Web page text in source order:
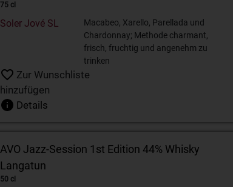
75 cl
Soler Jové SL
Macabeo, Xarello, Parellada und
Chardonnay; Methode charmant,
frisch, fruchtig und angenehm zu
trinken
Zur Wunschliste
hinzufügen
Details
AVO Jazz-Session 1st Edition 44% Whisky
Langatun
50 cl